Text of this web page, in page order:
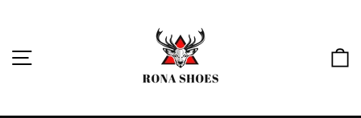
SEITENNAVIGATION